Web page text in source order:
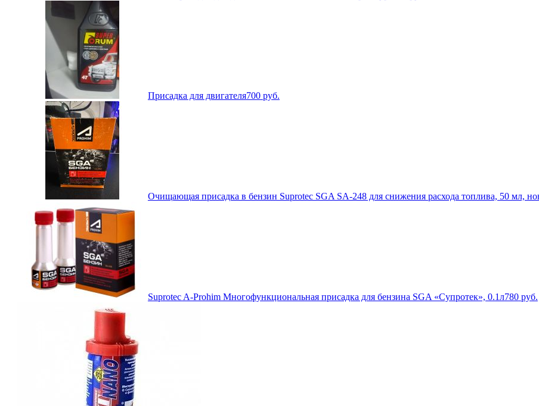
Присадка для двигателя700 руб.
Очищающая присадка в бензин Suprotec SGA SA-248 для снижения расхода топлива, 50 мл,
Suprotec A-Prohim Многофункциональная присадка для бензина SGA «Супротек», 0.1л780 руб.